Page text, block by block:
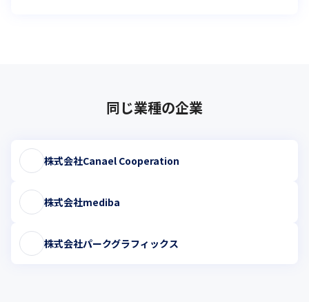
同じ業種の企業
株式会社Canael Cooperation
株式会社mediba
株式会社パークグラフィックス